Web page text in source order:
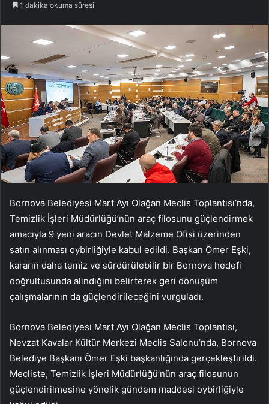
1 dakika okuma süresi
Bornova Belediyesi Mart Ayı Olağan Meclis Toplantısı’nda,
Temizlik İşleri Müdürlüğü’nün araç filosunu güçlendirmek
amacıyla 9 yeni aracın Devlet Malzeme Ofisi üzerinden
satın alınması oybirliğiyle kabul edildi. Başkan Ömer Eşki,
kararın daha temiz ve sürdürülebilir bir Bornova hedefi
doğrultusunda alındığını belirterek geri dönüşüm
çalışmalarının da güçlendirileceğini vurguladı.
Bornova Belediyesi Mart Ayı Olağan Meclis Toplantısı,
Nevzat Kavalar Kültür Merkezi Meclis Salonu’nda, Bornova
Belediye Başkanı Ömer Eşki başkanlığında gerçekleştirildi.
Mecliste, Temizlik İşleri Müdürlüğü’nün araç filosunun
güçlendirilmesine yönelik gündem maddesi oybirliğiyle